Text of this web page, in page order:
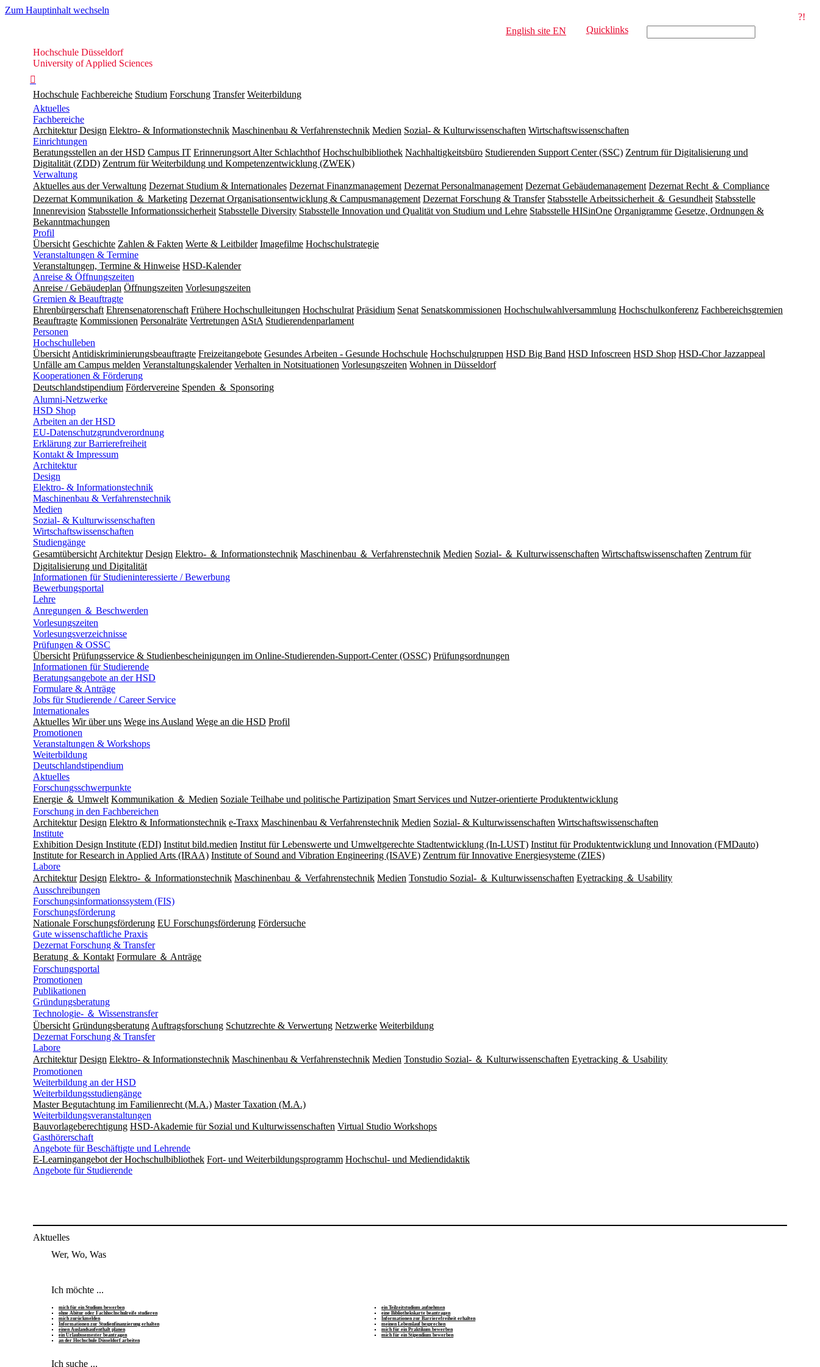
Zum Hauptinhalt wechseln
?!
Hochschule
Düsseldorf
Hochschule Düsseldorf
University of Applied Sciences

English site EN Quicklinks
Hochschule Fachbereiche Studium Forschung Transfer Weiterbildung
Aktuelles
Fachbereiche
Architektur Design Elektro- & Informationstechnik Maschinenbau & Verfahrenstechnik Medien Sozial- & Kulturwissenschaften Wirtschaftswissenschaften
Einrichtungen
Beratungsstellen an der HSD Campus IT Erinnerungsort Alter Schlachthof Hochschulbibliothek Nachhaltigkeitsbüro Studierenden Support Center (SSC) Zentrum für Digitalisierung und
Digitalität (ZDD) Zentrum für Weiterbildung und Kompetenzentwicklung (ZWEK)
Verwaltung
Aktuelles aus der Verwaltung Dezernat Studium & Internationales Dezernat Finanzmanagement Dezernat Personalmanagement Dezernat Gebäudemanagement Dezernat Recht ＆ Compliance
Dezernat Kommunikation ＆ Marketing Dezernat Organisationsentwicklung & Campusmanagement Dezernat Forschung & Transfer Stabsstelle Arbeitssicherheit ＆ Gesundheit Stabsstelle
Innenrevision Stabsstelle In­for­ma­ti­ons­sicher­heit Stabsstelle Diversity Stabsstelle Innovation und Qualität von Studium und Lehre Stabsstelle HISinOne Organigramme Gesetze, Ordnungen &
Bekanntmachungen
Profil
Übersicht Geschichte Zahlen & Fakten Werte & Leitbilder Imagefilme Hochschulstrategie
Veranstaltungen & Termine
Veranstaltungen, Termine & Hinweise HSD-Kalender
Anreise & Öffnungszeiten
Anreise / Gebäudeplan Öffnungszeiten Vorlesungszeiten
Gremien & Beauftragte
Ehrenbürgerschaft Ehrensenatorenschaft Frühere Hochschulleitungen Hochschulrat Präsidium Senat Senatskommissionen Hochschulwahlversammlung Hochschulkonferenz Fachbereichsgremien
Beauftragte Kommissionen Personalräte Vertretungen AStA Studierendenparlament
Personen
Hochschulleben
Übersicht Antidiskriminierungsbeauftragte Freizeitangebote Gesundes Arbeiten - Gesunde Hochschule Hochschulgruppen HSD Big Band HSD Infoscreen HSD Shop HSD-Chor Jazzappeal
Unfälle am Campus melden Veranstaltungskalender Verhalten in Notsituationen Vorlesungszeiten Wohnen in Düsseldorf
Kooperationen & Förderung
Deutschlandstipendium Fördervereine Spenden ＆ Sponsoring
Alumni-Netzwerke
HSD Shop
Arbeiten an der HSD
EU-Datenschutzgrundverordnung
Erklärung zur Barrierefreiheit
Kontakt & Impressum
Architektur
Design
Elektro- & Informationstechnik
Maschinenbau & Verfahrenstechnik
Medien
Sozial- & Kulturwissenschaften
Wirtschaftswissenschaften
Studiengänge
Gesamtübersicht Architektur Design Elektro- ＆ Informationstechnik Maschinenbau ＆ Verfahrenstechnik Medien Sozial- ＆ Kulturwissenschaften Wirtschaftswissenschaften Zentrum für
Digitalisierung und Digitalität
Informationen für Studieninteressierte / Bewerbung
Bewerbungsportal
Lehre
Anregungen ＆ Beschwerden
Vorlesungszeiten
Vorlesungsverzeichnisse
Prüfungen & OSSC
Übersicht Prüfungsservice & Studienbescheinigungen im Online-Studierenden-Support-Center (OSSC) Prüfungsordnungen
Informationen für Studierende
Beratungsangebote an der HSD
Formulare & Anträge
Jobs für Studierende / Career Service
Internationales
Aktuelles Wir über uns Wege ins Ausland Wege an die HSD Profil
Promotionen
Veranstaltungen & Workshops
Weiterbildung
Deutschlandstipendium
Aktuelles
Forschungsschwerpunkte
Energie ＆ Umwelt Kommunikation ＆ Medien Soziale Teilhabe und politische Partizipation Smart Services und Nutzer-orientierte Produktentwicklung
Forschung in den Fachbereichen
Architektur Design Elektro & Informationstechnik e-Traxx Maschinenbau & Verfahrenstechnik Medien Sozial- & Kulturwissenschaften Wirtschaftswissenschaften
Institute
Exhibition Design Institute (EDI) Institut bild.medien Institut für Lebenswerte und Umweltgerechte Stadtentwicklung (In-LUST) Institut für Produktentwicklung und Innovation (FMDauto)
Institute for Research in Applied Arts (IRAA) Institute of Sound and Vibration Engineering (ISAVE) Zentrum für Innovative Energiesysteme (ZIES)
Labore
Architektur Design Elektro- ＆ Informationstechnik Maschinenbau ＆ Verfahrenstechnik Medien Tonstudio Sozial- ＆ Kulturwissenschaften Eyetracking ＆ Usability
Ausschreibungen
Forschungsinformationssystem (FIS)
Forschungsförderung
Nationale Forschungsförderung EU Forschungsförderung Fördersuche
Gute wissenschaftliche Praxis
Dezernat Forschung & Transfer
Beratung ＆ Kontakt Formulare ＆ Anträge
Forschungsportal
Promotionen
Publikationen
Gründungsberatung
Technologie- ＆ Wissenstransfer
Übersicht Gründungsberatung Auftragsforschung Schutzrechte & Verwertung Netzwerke Weiterbildung
Dezernat Forschung & Transfer
Labore
Architektur Design Elektro- & Informationstechnik Maschinenbau & Verfahrenstechnik Medien Tonstudio Sozial- ＆ Kulturwissenschaften Eyetracking ＆ Usability
Promotionen
Weiterbildung an der HSD
Weiterbildungsstudiengänge
Master Begutachtung im Familienrecht (M.A.) Master Taxation (M.A.)
Weiterbildungsveranstaltungen
Bauvorlageberechtigung HSD-Akademie für Sozial und Kulturwissenschaften Virtual Studio Workshops
Gasthörerschaft
Angebote für Beschäftigte und Lehrende
E-Learningangebot der Hochschulbibliothek Fort- und Weiterbildungsprogramm Hochschul- und Mediendidaktik
Angebote für Studierende
Aktuelles
Wer, Wo, Was
Ich möchte ...
mich für ein Studium bewerben
ohne Abitur oder Fachhochschulreife studieren
mich zurückmelden
Informationen zur Studienfinanzierung erhalten
einen Auslandsaufenthalt planen
ein Urlaubssemester beantragen
an der Hochschule Düsseldorf arbeiten
ein Teilzeitstudium aufnehmen
eine Bibliothekskarte beantragen
Informationen zur Barrierefreiheit erhalten
meinen Lebenslauf besprechen
mich für ein Praktikum bewerben
mich für ein Stipendium bewerben
Ich suche ...